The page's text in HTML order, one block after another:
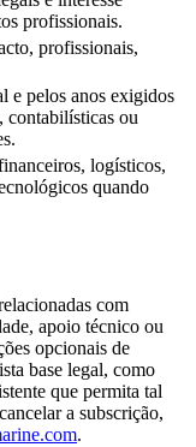
profissionais.
profissionais,
e pelos anos exigidos
contabilísticas ou
logísticos,
quando
com
apoio técnico ou
opcionais de
base legal, como
que permita tal
a subscrição,
.